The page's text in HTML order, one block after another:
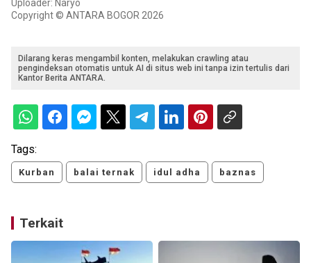
Uploader: Naryo
Copyright © ANTARA BOGOR 2026
Dilarang keras mengambil konten, melakukan crawling atau
pengindeksan otomatis untuk AI di situs web ini tanpa izin tertulis dari
Kantor Berita ANTARA.
Tags:
Kurban balai ternak idul adha baznas
Terkait